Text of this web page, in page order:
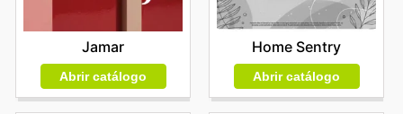
Jamar
Abrir catálogo
Home Sentry
Abrir catálogo